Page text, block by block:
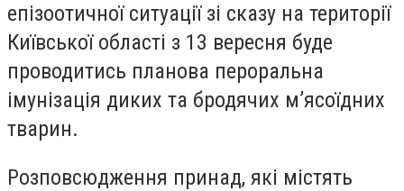
епізоотичної ситуації зі сказу на території
Київської області з 13 вересня буде
проводитись планова пероральна
імунізація диких та бродячих м’ясоїдних
тварин.
Розповсюдження принад, які містять